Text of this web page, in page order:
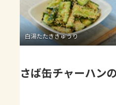
よくあるお問い合わ
お買い物
AJINOMOTO PARK とは
白湯たたききゅうり
さば缶チャーハン